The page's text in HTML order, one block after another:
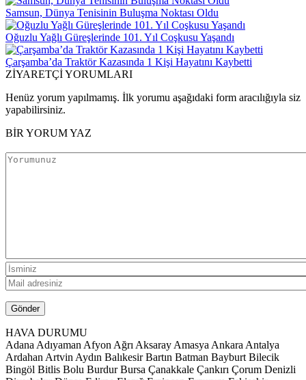
Samsun, Dünya Tenisinin Buluşma Noktası Oldu
Oğuzlu Yağlı Güreşlerinde 101. Yıl Coşkusu Yaşandı
Çarşamba’da Traktör Kazasında 1 Kişi Hayatını Kaybetti
ZİYARETÇİ YORUMLARI
Henüz yorum yapılmamış. İlk yorumu aşağıdaki form aracılığıyla siz
yapabilirsiniz.
BİR YORUM YAZ
HAVA DURUMU
Adana Adıyaman Afyon Ağrı Aksaray Amasya Ankara Antalya
Ardahan Artvin Aydın Balıkesir Bartın Batman Bayburt Bilecik
Bingöl Bitlis Bolu Burdur Bursa Çanakkale Çankırı Çorum Denizli